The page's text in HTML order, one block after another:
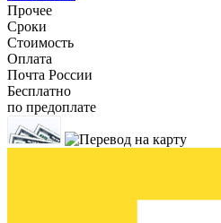
Прочее
Сроки
Стоимость
Оплата
Почта России
Бесплатно
по предоплате